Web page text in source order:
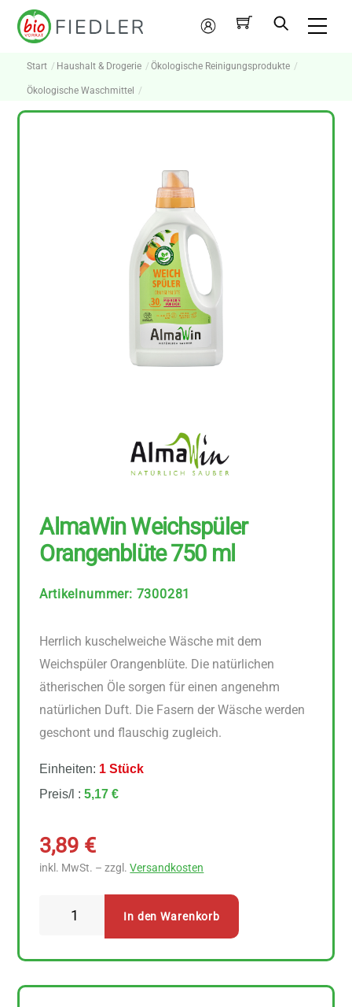
Skip
Mein
Konto
Start Haushalt & Drogerie Ökologische Reinigungsprodukte
Ökologische Waschmittel
AlmaWin Weichspüler
Orangenblüte 750 ml
Artikelnummer: 7300281
Herrlich kuschelweiche Wäsche mit dem
Weichspüler Orangenblüte. Die natürlichen
ätherischen Öle sorgen für einen angenehm
natürlichen Duft. Die Fasern der Wäsche werden
geschont und flauschig zugleich.
Einheiten: 1 Stück
Preis/l :5,17 €
3,89 €
inkl. MwSt. – zzgl.Versandkosten
In den Warenkorb